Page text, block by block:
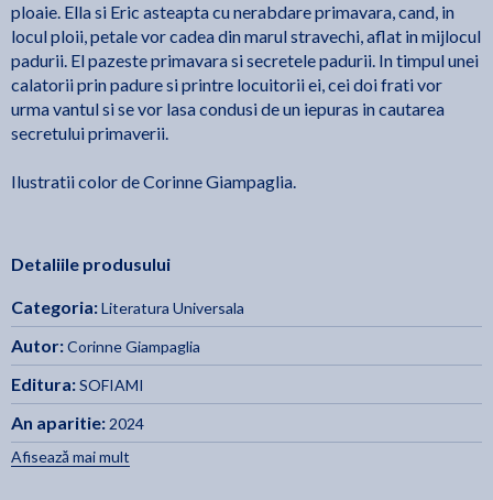
ploaie. Ella si Eric asteapta cu nerabdare primavara, cand, in
locul ploii, petale vor cadea din marul stravechi, aflat in mijlocul
padurii. El pazeste primavara si secretele padurii. In timpul unei
calatorii prin padure si printre locuitorii ei, cei doi frati vor
urma vantul si se vor lasa condusi de un iepuras in cautarea
secretului primaverii.
Ilustratii color de Corinne Giampaglia.
Detaliile produsului
Categoria:Literatura Universala
Autor:Corinne Giampaglia
Editura:SOFIAMI
An aparitie: 2024
Afisează mai mult